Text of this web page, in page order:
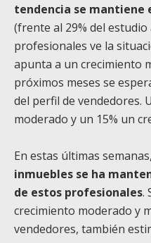
tendencia se mantiene
(frente al 29% del
profesionales ve la
apunta a un crecimiento
próximos meses se
del perfil de vendedores.
moderado y un 15% un
En estas últimas
inmuebles se ha
de estos profesionales.
crecimiento moderado y
vendedores, también